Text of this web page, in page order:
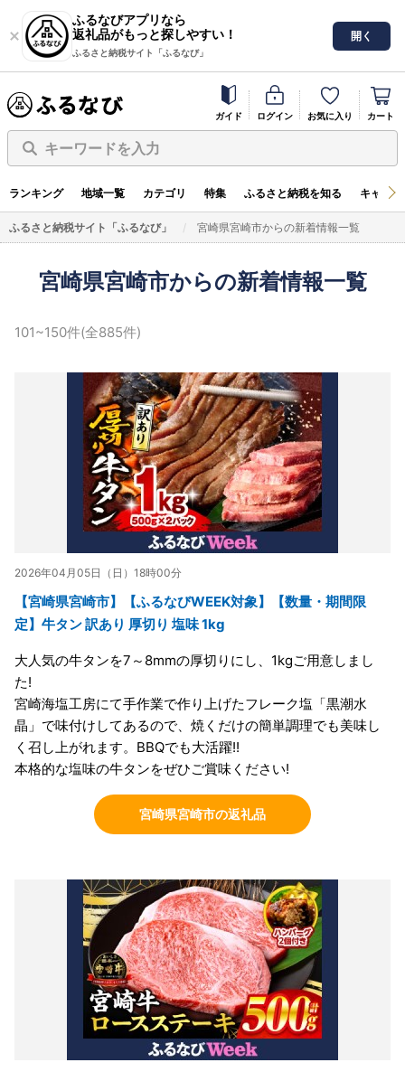
ふるなびアプリなら
返礼品がもっと探しやすい！
ふるさと納税サイト「ふるなび」
開く
ガイド ログイン お気に入り カート
キーワードを入力
ランキング 地域一覧 カテゴリ 特集 ふるさと納税を知る キャン
ふるさと納税サイト「ふるなび」 宮崎県宮崎市からの新着情報一覧
宮崎県宮崎市からの新着情報一覧
101~150件(全885件)
2026年04月05日（日）18時00分
【宮崎県宮崎市】【ふるなびWEEK対象】【数量・期間限
定】牛タン 訳あり 厚切り 塩味 1kg
大人気の牛タンを7～8mmの厚切りにし、1kgご用意しまし
た!
宮崎海塩工房にて手作業で作り上げたフレーク塩「黒潮水
晶」で味付けしてあるので、焼くだけの簡単調理でも美味し
く召し上がれます。BBQでも大活躍!!
本格的な塩味の牛タンをぜひご賞味ください!
宮崎県宮崎市の返礼品